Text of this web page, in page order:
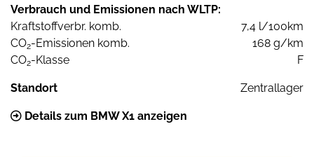
Verbrauch und Emissionen nach WLTP:
Kraftstoffverbr. komb.
7,4 l/100km
CO2-Emissionen komb.
168 g/km
CO2-Klasse F
Standort Zentrallager
Details zum BMW X1 anzeigen